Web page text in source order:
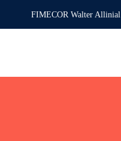
FIMECOR Walter Allinial